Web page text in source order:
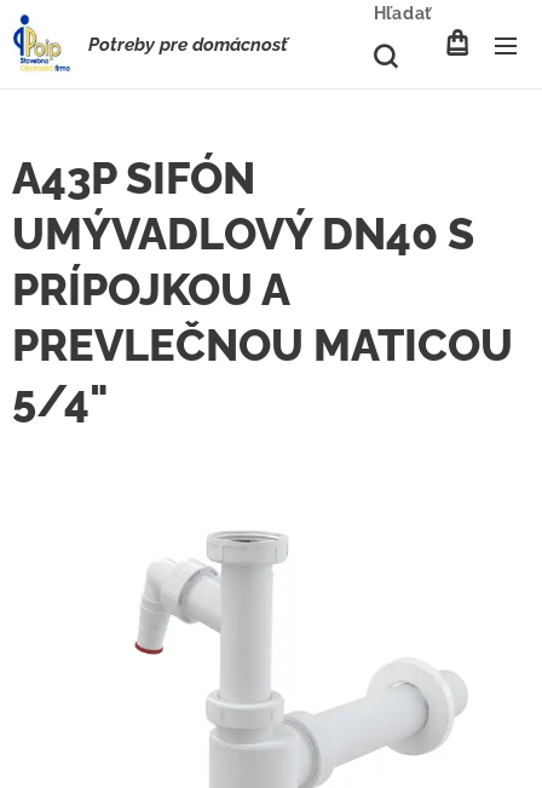
Potreby pre domácnosť
Hľadať
A43P SIFÓN
UMÝVADLOVÝ DN40 S
PRÍPOJKOU A
PREVLEČNOU MATICOU
5/4"